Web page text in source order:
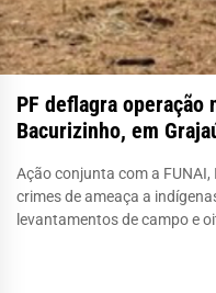
PF deflagra operação
Bacurizinho, em
Ação conjunta com a
crimes de ameaça a
levantamentos de campo e